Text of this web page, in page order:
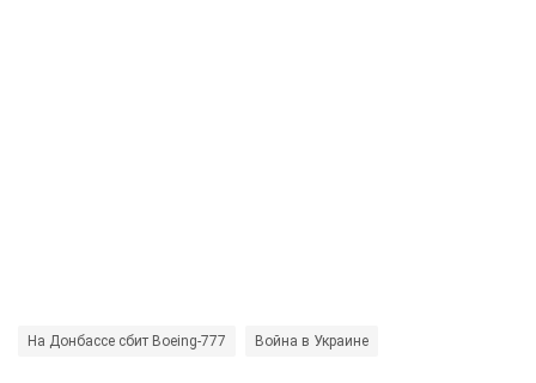
На Донбассе сбит Boeing-777 Война в Украине